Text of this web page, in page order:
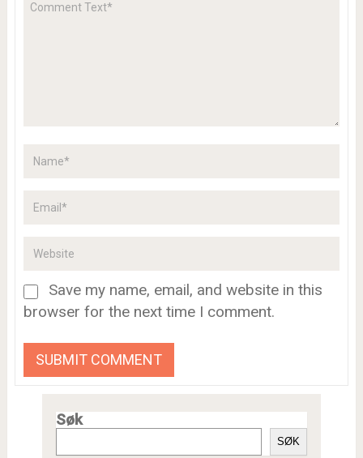
Save my name, email, and website in this
browser for the next time I comment.
Søk
SØK